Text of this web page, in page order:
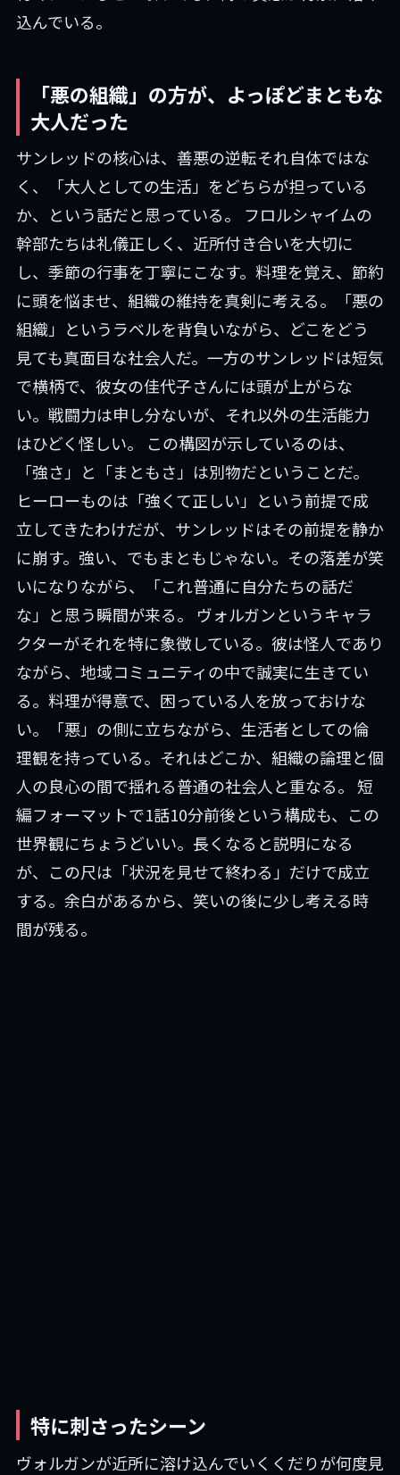
込んでいる。
「悪の組織」の方が、よっぽどまともな
大人だった
サンレッドの核心は、善悪の逆転それ自体ではな
く、「大人としての生活」をどちらが担っている
か、という話だと思っている。 フロルシャイムの
幹部たちは礼儀正しく、近所付き合いを大切に
し、季節の行事を丁寧にこなす。料理を覚え、節約
に頭を悩ませ、組織の維持を真剣に考える。「悪の
組織」というラベルを背負いながら、どこをどう
見ても真面目な社会人だ。一方のサンレッドは短気
で横柄で、彼女の佳代子さんには頭が上がらな
い。戦闘力は申し分ないが、それ以外の生活能力
はひどく怪しい。 この構図が示しているのは、
「強さ」と「まともさ」は別物だということだ。
ヒーローものは「強くて正しい」という前提で成
立してきたわけだが、サンレッドはその前提を静か
に崩す。強い、でもまともじゃない。その落差が笑
いになりながら、「これ普通に自分たちの話だ
な」と思う瞬間が来る。 ヴォルガンというキャラ
クターがそれを特に象徴している。彼は怪人であり
ながら、地域コミュニティの中で誠実に生きてい
る。料理が得意で、困っている人を放っておけな
い。「悪」の側に立ちながら、生活者としての倫
理観を持っている。それはどこか、組織の論理と個
人の良心の間で揺れる普通の社会人と重なる。 短
編フォーマットで1話10分前後という構成も、この
世界観にちょうどいい。長くなると説明になる
が、この尺は「状況を見せて終わる」だけで成立
する。余白があるから、笑いの後に少し考える時
間が残る。
特に刺さったシーン
ヴォルガンが近所に溶け込んでいくくだりが何度見